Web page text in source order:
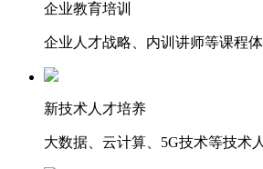
企业教育培训
企业人才战略、内训讲师等课程
新技术人才培养
大数据、云计算、5G技术等技术